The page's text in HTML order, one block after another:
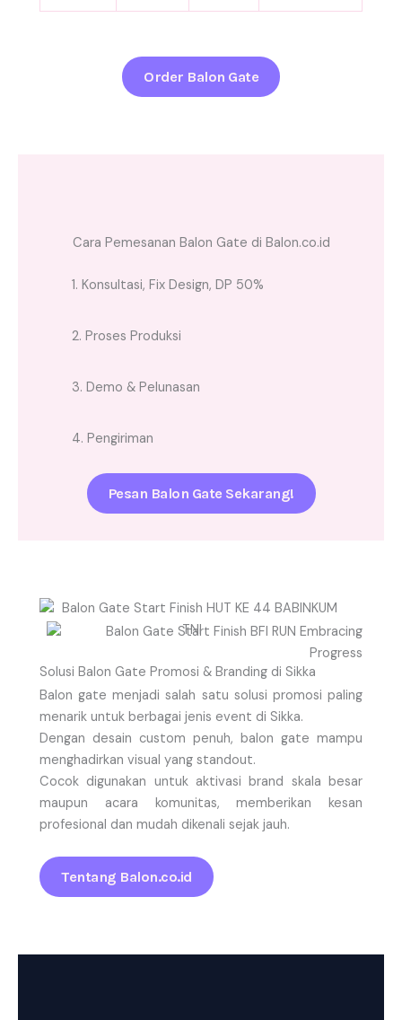
Order Balon Gate
Cara Pemesanan Balon Gate di Balon.co.id
1. Konsultasi, Fix Design, DP 50%
2. Proses Produksi
3. Demo & Pelunasan
4. Pengiriman
Pesan Balon Gate Sekarang!
Solusi Balon Gate Promosi & Branding di Sikka
Balon gate menjadi salah satu solusi promosi paling
menarik untuk berbagai jenis event di Sikka.
Dengan desain custom penuh, balon gate mampu
menghadirkan visual yang standout.
Cocok digunakan untuk aktivasi brand skala besar
maupun acara komunitas, memberikan kesan
profesional dan mudah dikenali sejak jauh.
Tentang Balon.co.id